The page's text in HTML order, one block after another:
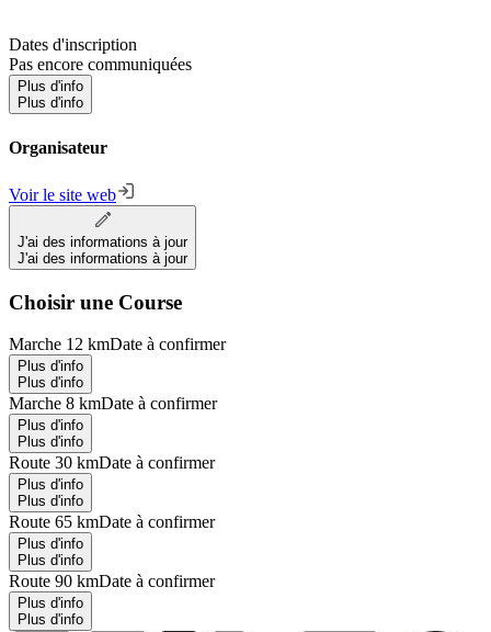
Dates d'inscription
Pas encore communiquées
Plus d'info
Plus d'info
Organisateur
Voir le site web
J'ai des informations à jour
J'ai des informations à jour
Choisir une Course
Marche 12 kmDate à confirmer
Plus d'info
Plus d'info
Marche 8 kmDate à confirmer
Plus d'info
Plus d'info
Route 30 kmDate à confirmer
Plus d'info
Plus d'info
Route 65 kmDate à confirmer
Plus d'info
Plus d'info
Route 90 kmDate à confirmer
Plus d'info
Plus d'info